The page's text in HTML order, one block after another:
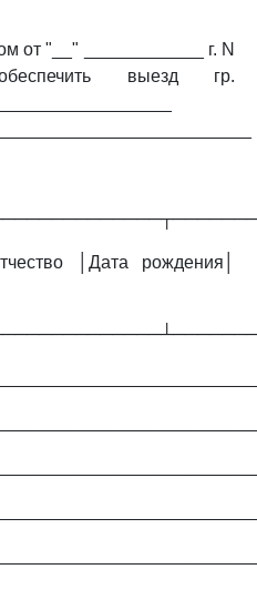
от "__" ____________ г. N
выезд гр.
│Дата рождения│